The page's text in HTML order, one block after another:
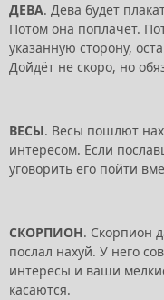
ДЕВА. Дева будет
Потом она поплачет.
указанную сторону,
Дойдёт не скоро, но
ВЕСЫ. Весы пошлют
интересом. Если
уговорить его пойти
СКОРПИОН. Скорпион
послал нахуй. У него
интересы и ваши
касаются.